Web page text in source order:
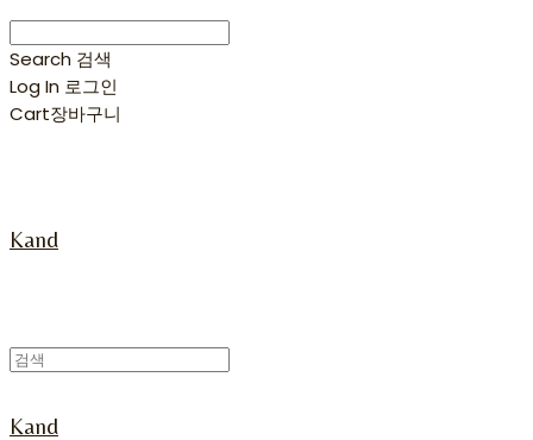
Search 검색
Log In 로그인
Cart장바구니
Kand
Kand